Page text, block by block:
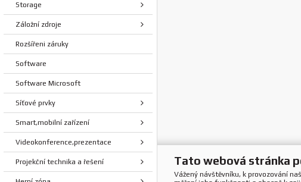
Storage
Záložní zdroje
Rozšířeni záruky
Software
Software Microsoft
Síťové prvky
Smart,mobilní zařízení
Videokonference,prezentace
Projekční technika a řešení Tato webová stránka
Vážený návštěvníku, k provozování